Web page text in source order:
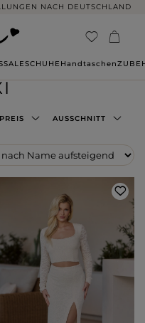
NACH DEUTSCHLAND
SALESCHUHE Handtaschen
PREIS AUSSCHNITT